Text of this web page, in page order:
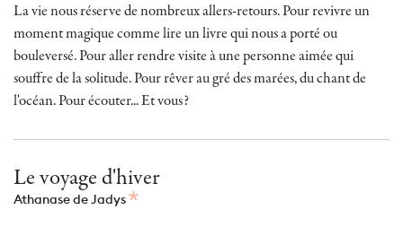
La vie nous réserve de nombreux allers-retours. Pour revivre un
moment magique comme lire un livre qui nous a porté ou
bouleversé. Pour aller rendre visite à une personne aimée qui
souffre de la solitude. Pour rêver au gré des marées, du chant de
l'océan. Pour écouter... Et vous?
Le voyage d'hiver
Athanase de Jadys